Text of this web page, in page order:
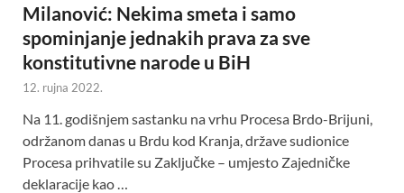
Milanović: Nekima smeta i samo
spominjanje jednakih prava za sve
konstitutivne narode u BiH
12. rujna 2022.
Na 11. godišnjem sastanku na vrhu Procesa Brdo-Brijuni,
održanom danas u Brdu kod Kranja, države sudionice
Procesa prihvatile su Zaključke – umjesto Zajedničke
deklaracije kao …